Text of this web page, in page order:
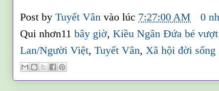
Post byTuyết Vânvào lúc 7:27:00 AM
0
Qui nhơn11bây giờ,Kiều Ngân Đứa bé
Lan/Người Việt,Tuyết Vân,Xã hội đời sống